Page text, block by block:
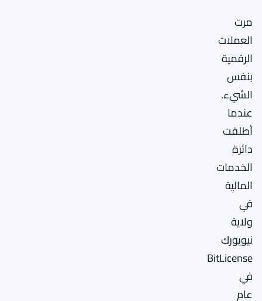
مرت
العملات
الرقمية
بنفس
الشيء.
عندما
أطلقت
دائرة
الخدمات
المالية
في
ولاية
نيويورك
BitLicense
في
عام